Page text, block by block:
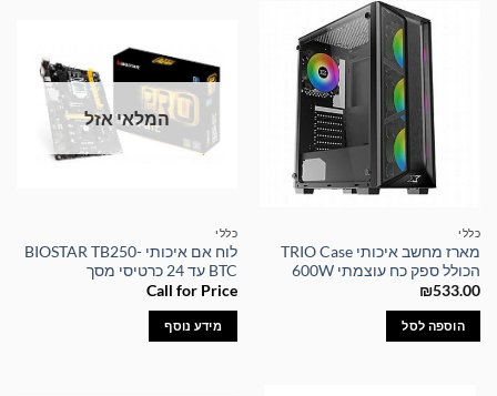
כללי
מארז מחשב איכותי TRIO Case
הכולל ספק כח עוצמתי 600W
₪533.00
הוספה לסל
המלאי אזל
כללי
לוח אם איכותי BIOSTAR TB250-
BTC עד 24 כרטיסי מסך
Call for Price
מידע נוסף